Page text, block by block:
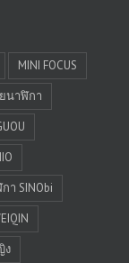
MINI FOCUS
นาฬิกา
า SINObi
ง